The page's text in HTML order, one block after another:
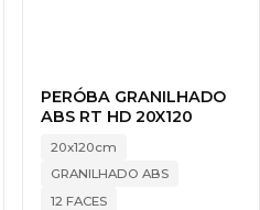
PERÓBA GRANILHADO
ABS RT HD 20X120
20x120cm
GRANILHADO ABS
12 FACES